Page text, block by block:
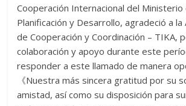
Cooperación Internacional del Ministerio
Planificación y Desarrollo, agradeció a la
de Cooperación y Coordinación – TIKA,
colaboración y apoyo durante este
responder a este llamado de manera
《Nuestra más sincera gratitud por su
amistad, así como su disposición para